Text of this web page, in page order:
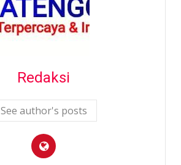
Redaksi
See author's posts